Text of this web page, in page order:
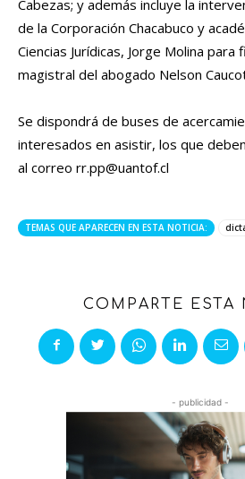
Cabezas; y además incluye la
de la Corporación Chacabuco y
Ciencias Jurídicas, Jorge Molina para
magistral del abogado Nelson
Se dispondrá de buses de
interesados en asistir, los que
al correo rr.pp@uantof.cl
TEMAS QUE APARECEN EN ESTA NOTICIA:
COMPARTE ESTA
- publicidad -